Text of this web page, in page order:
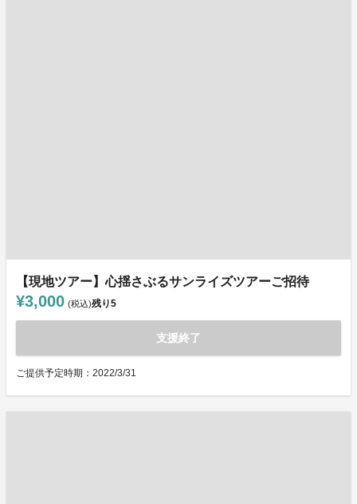
【現地ツアー】心揺さぶるサンライズツアーご招待
¥3,000 (税込)残り5
支援終了
ご提供予定時期：2022/3/31